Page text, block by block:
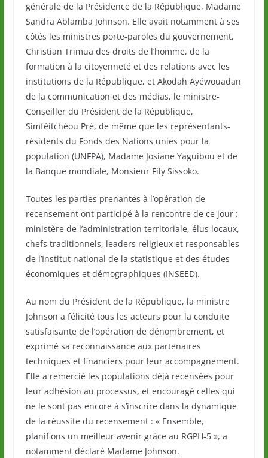
générale de la Présidence de la République, Madame
Sandra Ablamba Johnson. Elle avait notamment à ses
côtés les ministres porte-paroles du gouvernement,
Christian Trimua des droits de l’homme, de la
formation à la citoyenneté et des relations avec les
institutions de la République, et Akodah Ayéwouadan
de la communication et des médias, le ministre-
Conseiller du Président de la République,
Simféitchéou Pré, de même que les représentants-
résidents du Fonds des Nations unies pour la
population (UNFPA), Madame Josiane Yaguibou et de
la Banque mondiale, Monsieur Fily Sissoko.
Toutes les parties prenantes à l’opération de
recensement ont participé à la rencontre de ce jour :
ministère de l’administration territoriale, élus locaux,
chefs traditionnels, leaders religieux et responsables
de l’Institut national de la statistique et des études
économiques et démographiques (INSEED).
Au nom du Président de la République, la ministre
Johnson a félicité tous les acteurs pour la conduite
satisfaisante de l’opération de dénombrement, et
exprimé sa reconnaissance aux partenaires
techniques et financiers pour leur accompagnement.
Elle a remercié les populations déjà recensées pour
leur adhésion au processus, et encouragé celles qui
ne le sont pas encore à s’inscrire dans la dynamique
de la réussite du recensement : « Ensemble,
planifions un meilleur avenir grâce au RGPH-5 », a
notamment déclaré Madame Johnson.